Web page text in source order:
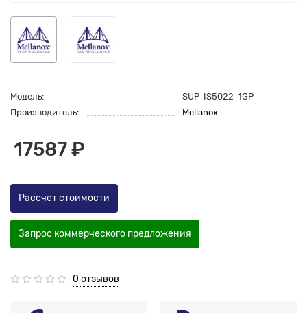
Модель:
SUP-IS5022-1GP
Производитель:
Mellanox
17587 ₽
Рассчет стоимости
Запрос коммерческого предложения
0 отзывов